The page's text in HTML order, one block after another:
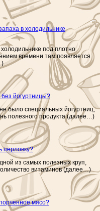
в холодильнике
под плотно
времени там появляется
без йогуртницы?
было специальных йогуртниц,
полезного продукта (далее…)
перловку?
из самых полезных круп,
витаминов (далее…)
мясо?